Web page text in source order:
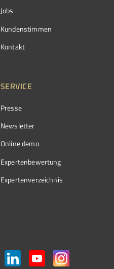
Jobs
Kundenstimmen
Kontakt
SERVICE
Presse
Newsletter
Online demo
Expertenbewertung
Expertenverzeichnis